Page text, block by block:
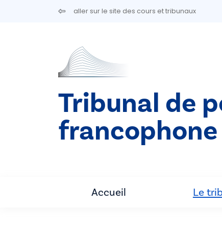
Aller au contenu principalaller sur le site des cours et tribunaux
Tribunal de
Accueil Le